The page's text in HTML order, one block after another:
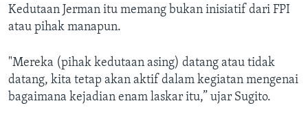
Kedutaan Jerman itu memang bukan inisiatif dari FPI
atau pihak manapun.
"Mereka (pihak kedutaan asing) datang atau tidak
datang, kita tetap akan aktif dalam kegiatan mengenai
bagaimana kejadian enam laskar itu,” ujar Sugito.